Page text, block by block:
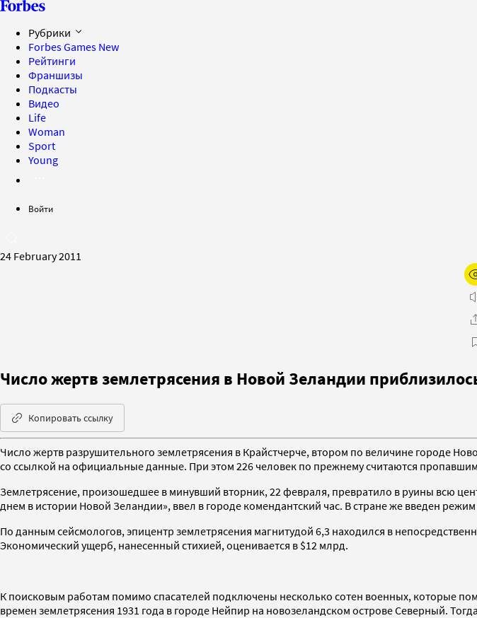
Рубрики
Forbes Games New
Рейтинги
Франшизы
Подкасты
Видео
Life
Woman
Sport
Young
Войти
24 February 2011
Число жертв землетрясения в Новой Зеландии
Копировать ссылку
Число жертв разрушительного землетрясения в Крайстчерче, втором по величине городе
со ссылкой на официальные данные. При этом 226 человек по прежнему считаются
Землетрясение, произошедшее в минувший вторник, 22 февраля, превратило в руины всю
днем в истории Новой Зеландии», ввел в городе комендантский час. В стране же введен
По данным сейсмологов, эпицентр землетрясения магнитудой 6,3 находился в
Экономический ущерб, нанесенный стихией, оценивается в $12 млрд.
К поисковым работам помимо спасателей подключены несколько сотен военных, которые
времен землетрясения 1931 года в городе Нейпир на новозеландском острове Северный.